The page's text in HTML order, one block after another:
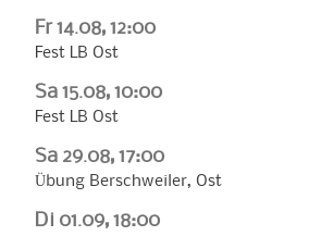
Fr 14.08, 12:00
Fest LB Ost
Sa 15.08, 10:00
Fest LB Ost
Sa 29.08, 17:00
Übung Berschweiler, Ost
Di 01.09, 18:00